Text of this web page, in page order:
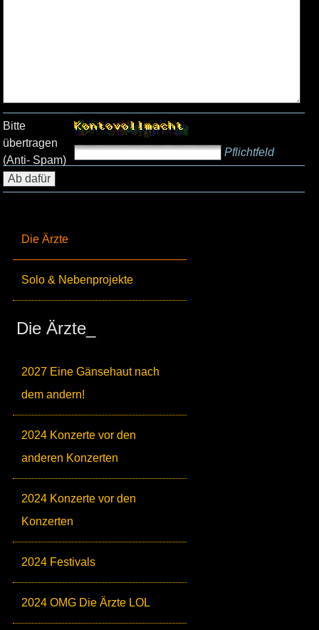
Die Ärzte
Solo & Nebenprojekte
Die Ärzte_
2027 Eine Gänsehaut nach
dem andern!
2024 Konzerte vor den
anderen Konzerten
2024 Konzerte vor den
Konzerten
2024 Festivals
2024 OMG Die Ärzte LOL
Bitte
übertragen
(Anti- Spam)
Pflichtfeld